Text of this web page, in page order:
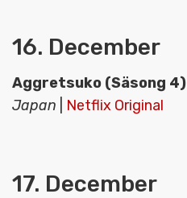
16. December
Aggretsuko (Säsong 4)
Japan
Netflix Original
17. December